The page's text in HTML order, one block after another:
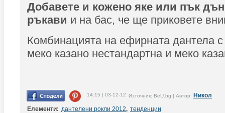
Добавете и кожено яке или пък
ръкави и на бас, че ще приковете
Комбинацията на ефирната дантела
меко казано нестандартна и меко
14:15 | 03-12-12 Източник: BeU.bg | Автор: Никол
Елементи: дантелени рокли 2012, тенденции